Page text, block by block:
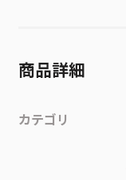
商品詳細
カテゴリ